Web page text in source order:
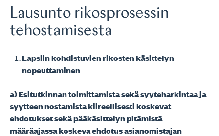
Lausunto rikosprosessin
tehostamisesta
Lapsiin kohdistuvien rikosten käsittelyn
nopeuttaminen
a) Esitutkinnan toimittamista sekä syyteharkintaa ja
syytteen nostamista kiireellisesti koskevat
ehdotukset sekä pääkäsittelyn pitämistä
määräajassa koskeva ehdotus asianomistajan